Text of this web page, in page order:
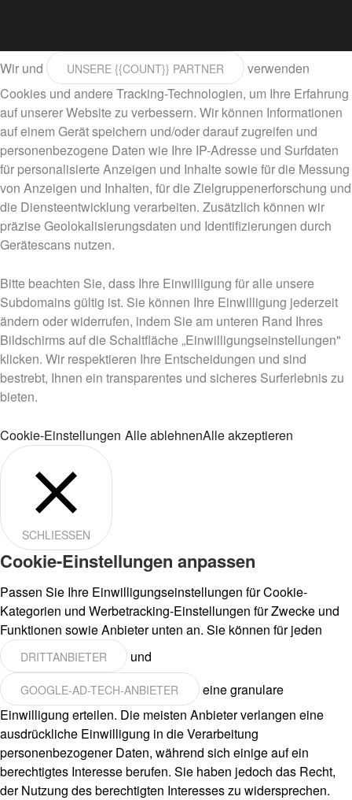
Wir und UNSERE {{COUNT}} PARTNER
verwenden
Cookies und andere Tracking-Technologien, um Ihre Erfahrung
auf unserer Website zu verbessern. Wir können Informationen
auf einem Gerät speichern und/oder darauf zugreifen und
personenbezogene Daten wie Ihre IP-Adresse und Surfdaten
für personalisierte Anzeigen und Inhalte sowie für die Messung
von Anzeigen und Inhalten, für die Zielgruppenerforschung und
die Diensteentwicklung verarbeiten. Zusätzlich können wir
präzise Geolokalisierungsdaten und Identifizierungen durch
Gerätescans nutzen.
Bitte beachten Sie, dass Ihre Einwilligung für alle unsere
Subdomains gültig ist. Sie können Ihre Einwilligung jederzeit
ändern oder widerrufen, indem Sie am unteren Rand Ihres
Bildschirms auf die Schaltfläche „Einwilligungseinstellungen"
klicken. Wir respektieren Ihre Entscheidungen und sind
bestrebt, Ihnen ein transparentes und sicheres Surferlebnis zu
bieten.
Cookie-Einstellungen Alle ablehnenAlle akzeptieren
SCHLIESSEN
Cookie-Einstellungen anpassen
Passen Sie Ihre Einwilligungseinstellungen für Cookie-
Kategorien und Werbetracking-Einstellungen für Zwecke und
Funktionen sowie Anbieter unten an. Sie können für jeden
DRITTANBIETER und
GOOGLE-AD-TECH-ANBIETER
eine granulare
Einwilligung erteilen. Die meisten Anbieter verlangen eine
ausdrückliche Einwilligung in die Verarbeitung
personenbezogener Daten, während sich einige auf ein
berechtigtes Interesse berufen. Sie haben jedoch das Recht,
der Nutzung des berechtigten Interesses zu widersprechen.